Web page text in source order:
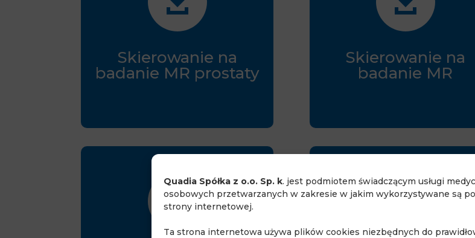
Quadia Spółka z o.o. Sp. k. jest podmiotem świadczącym usługi
osobowych przetwarzanych w zakresie w jakim wykorzystywane są
strony internetowej.
Ta strona internetowa używa plików cookies niezbędnych do
Skierowanie na
badanie MR prostaty

Skierowanie na
badanie MR
